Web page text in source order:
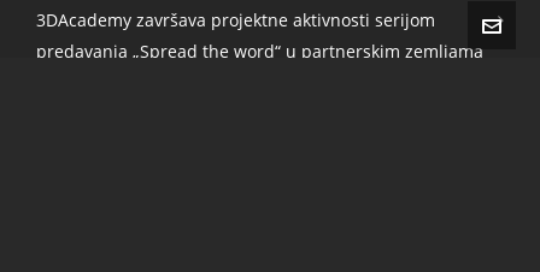
3DAcademy završava projektne aktivnosti serijom
predavanja „Spread the word“ u partnerskim zemljama